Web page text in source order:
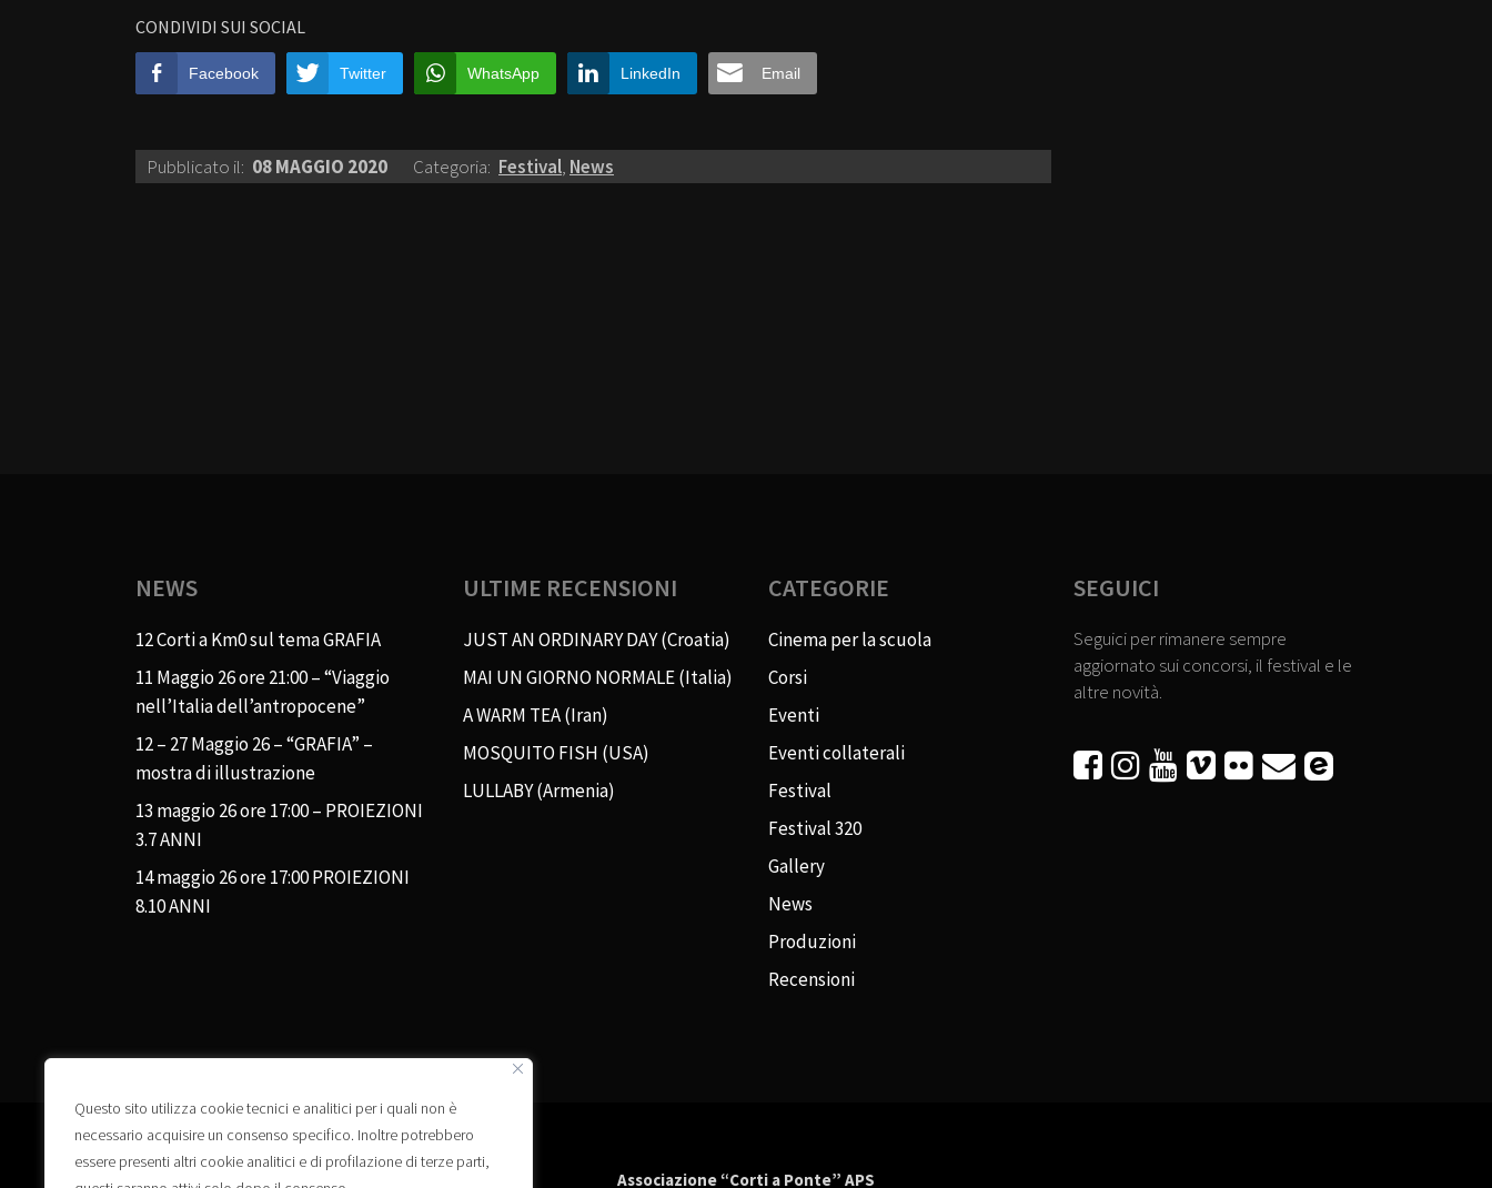
Questo sito utilizza cookie tecnici e analitici per i quali non è
necessario acquisire un consenso specifico. Inoltre potrebbero
essere presenti altri cookie analitici e di profilazione di terze parti,
CONDIVIDI SUI SOCIAL
Facebook Twitter WhatsApp LinkedIn Email
Pubblicato il: 08 MAGGIO 2020 Categoria: Festival, News
NEWS
12 Corti a Km0 sul tema GRAFIA
11 Maggio 26 ore 21:00 – “Viaggio
nell’Italia dell’antropocene”
12 – 27 Maggio 26 – “GRAFIA” –
mostra di illustrazione
13 maggio 26 ore 17:00 – PROIEZIONI
3.7 ANNI
14 maggio 26 ore 17:00 PROIEZIONI
8.10 ANNI
ULTIME RECENSIONI
JUST AN ORDINARY DAY (Croatia)
MAI UN GIORNO NORMALE (Italia)
A WARM TEA (Iran)
MOSQUITO FISH (USA)
LULLABY (Armenia)
CATEGORIE
Cinema per la scuola
Corsi
Eventi
Eventi collaterali
Festival
Festival 320
Gallery
News
Produzioni
Recensioni
SEGUICI
Seguici per rimanere sempre
aggiornato sui concorsi, il festival e le
altre novità.
     
Associazione “Corti a Ponte” APS